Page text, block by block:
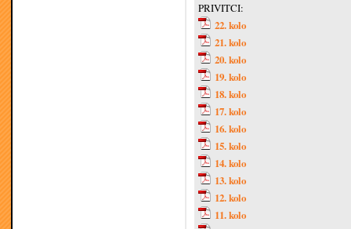
PRIVITCI:
22. kolo
21. kolo
20. kolo
19. kolo
18. kolo
17. kolo
16. kolo
15. kolo
14. kolo
13. kolo
12. kolo
11. kolo